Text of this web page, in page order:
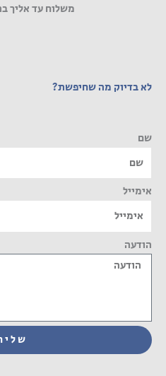
משלוח עד אליך
לא בדיוק מה שחיפשת?
שם
אימייל
הודעה